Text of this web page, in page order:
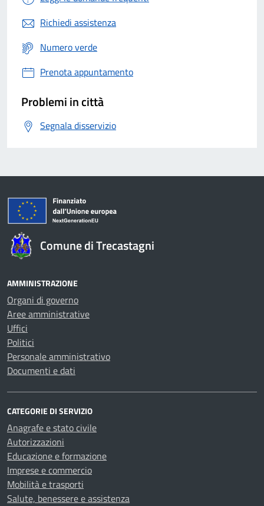
Richiedi assistenza
Numero verde
Prenota appuntamento
Problemi in città
Segnala disservizio
Comune di Trecastagni
AMMINISTRAZIONE
Organi di governo
Aree amministrative
Uffici
Politici
Personale amministrativo
Documenti e dati
CATEGORIE DI SERVIZIO
Anagrafe e stato civile
Autorizzazioni
Educazione e formazione
Imprese e commercio
Mobilità e trasporti
Salute, benessere e assistenza